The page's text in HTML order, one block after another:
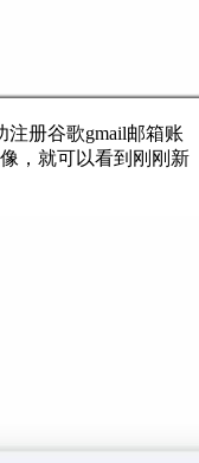
册谷歌gmail邮箱账
，就可以看到刚刚新